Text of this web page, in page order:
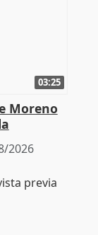
03:25
Moreno
SMA
2026